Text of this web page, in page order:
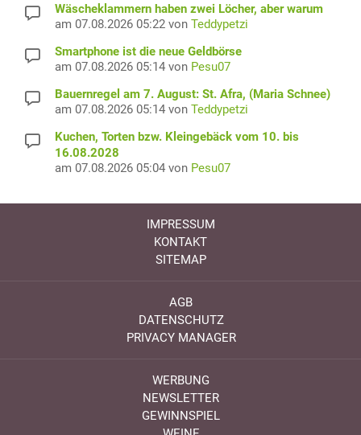
Wäscheklammern haben zwei Löcher, aber warum
am 07.08.2026 05:22 von Teddypetzi
Smartphone ist die neue Geldbörse
am 07.08.2026 05:14 von Pesu07
Bauernregel am 7. August: St. Afra, (Maria Schnee)
am 07.08.2026 05:14 von Teddypetzi
Kuchen, Torten bzw. Kleingebäck vom 10. bis
16.08.2028
am 07.08.2026 05:04 von Pesu07
IMPRESSUM
KONTAKT
SITEMAP
AGB
DATENSCHUTZ
PRIVACY MANAGER
WERBUNG
NEWSLETTER
GEWINNSPIEL